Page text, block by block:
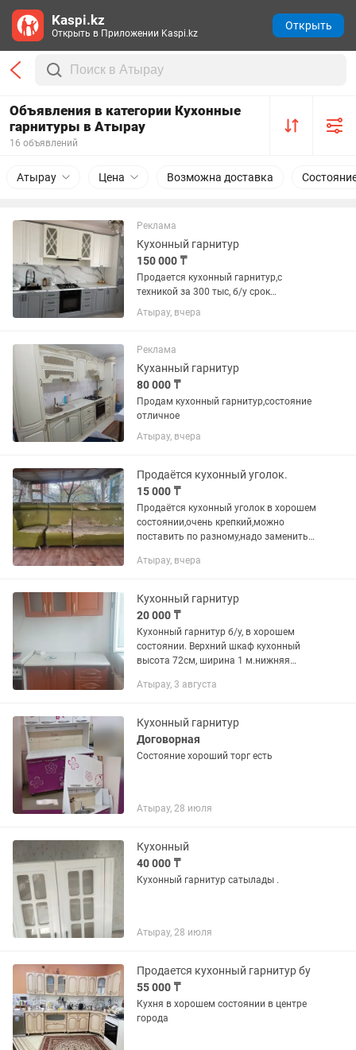
Объявления в категории Кухонные
гарнитуры в Атырау
16 объявлений
Атырау Цена Возможна доставка
Реклама
Кухонный гарнитур
150 000 ₸
Продается кухонный гарнитур,с
техникой за 300 тыс, б/у срок
использования 2 года, торг
имеется,самовывоз
Атырау, вчера
Реклама
Куханный гарнитур
80 000 ₸
Продам кухонный гарнитур,состояние
отличное
Атырау, вчера
Продаётся кухонный уголок.
15 000 ₸
Продаётся кухонный уголок в хорошем
состоянии,очень крепкий,можно
поставить по разному,надо заменить
материалом.
Атырау, вчера
Кухонный гарнитур
20 000 ₸
Кухонный гарнитур б/у, в хорошем
состоянии. Верхний шкаф кухонный
высота 72см, ширина 1 м.нижняя
тысяч, звонить
Атырау, 3 августа
Кухонный гарнитур
Договорная
Состояние хороший торг есть
Атырау, 28 июля
Кухонный
40 000 ₸
Кухонный гарнитур сатылады .
Атырау, 28 июля
Продается кухонный гарнитур бу
55 000 ₸
Кухня в хорошем состоянии в центре
города
Kaspi.kz
Открыть в Приложении Kaspi.kz
Открыть